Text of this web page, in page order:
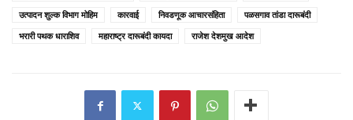
उत्पादन शुल्क विभाग मोहिम
कारवाई निवडणूक आचारसंहिता
पळसगाव तांडा दारूबंदी
भरारी पथक धाराशिव
महाराष्ट्र दारूबंदी कायदा राजेश देशमुख आदेश